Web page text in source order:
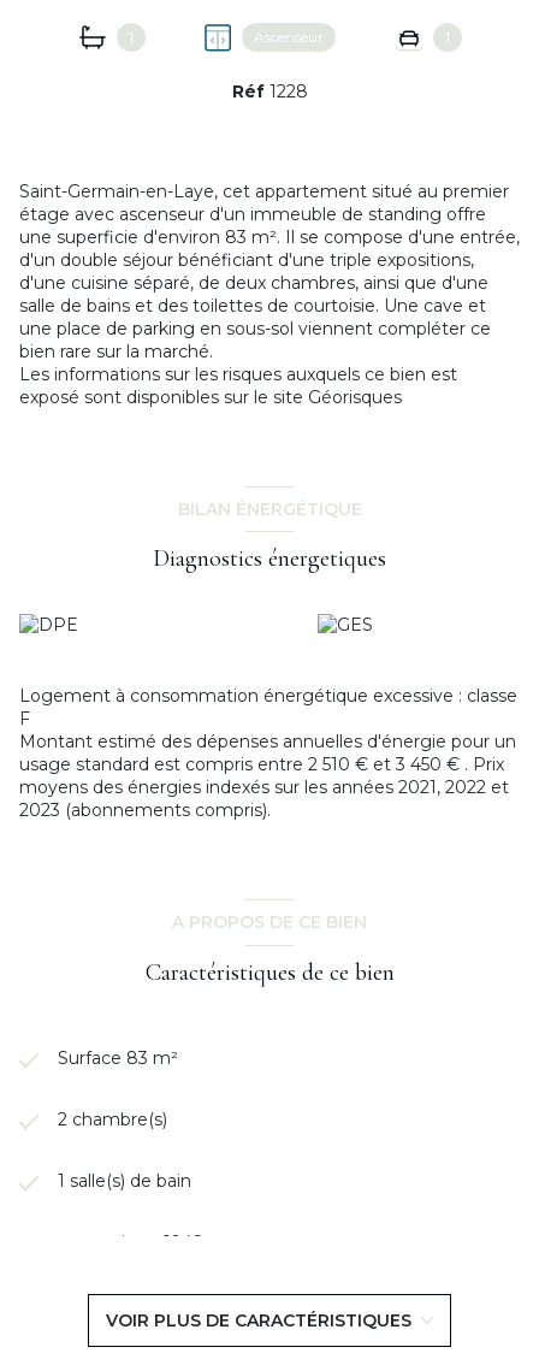
1 Ascenseur 1
Réf 1228
Saint-Germain-en-Laye, cet appartement situé au premier
étage avec ascenseur d'un immeuble de standing offre
une superficie d'environ 83 m². Il se compose d'une entrée,
d'un double séjour bénéficiant d'une triple expositions,
d'une cuisine séparé, de deux chambres, ainsi que d'une
salle de bains et des toilettes de courtoisie. Une cave et
une place de parking en sous-sol viennent compléter ce
bien rare sur la marché.
Les informations sur les risques auxquels ce bien est
exposé sont disponibles sur le site Géorisques
BILAN ÉNERGÉTIQUE
Diagnostics énergetiques
Logement à consommation énergétique excessive : classe
F
Montant estimé des dépenses annuelles d'énergie pour un
usage standard est compris entre 2 510 € et 3 450 € . Prix
moyens des énergies indexés sur les années 2021, 2022 et
2023 (abonnements compris).
A PROPOS DE CE BIEN
Caractéristiques de ce bien
Surface 83 m²
2 chambre(s)
1 salle(s) de bain
construit en 1948
VOIR PLUS DE CARACTÉRISTIQUES